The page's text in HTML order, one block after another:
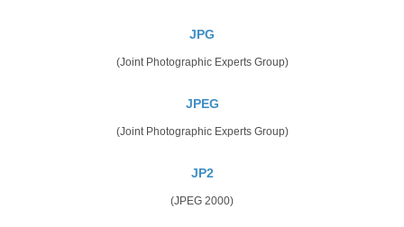
JPG
(Joint Photographic Experts Group)
JPEG
(Joint Photographic Experts Group)
JP2
(JPEG 2000)